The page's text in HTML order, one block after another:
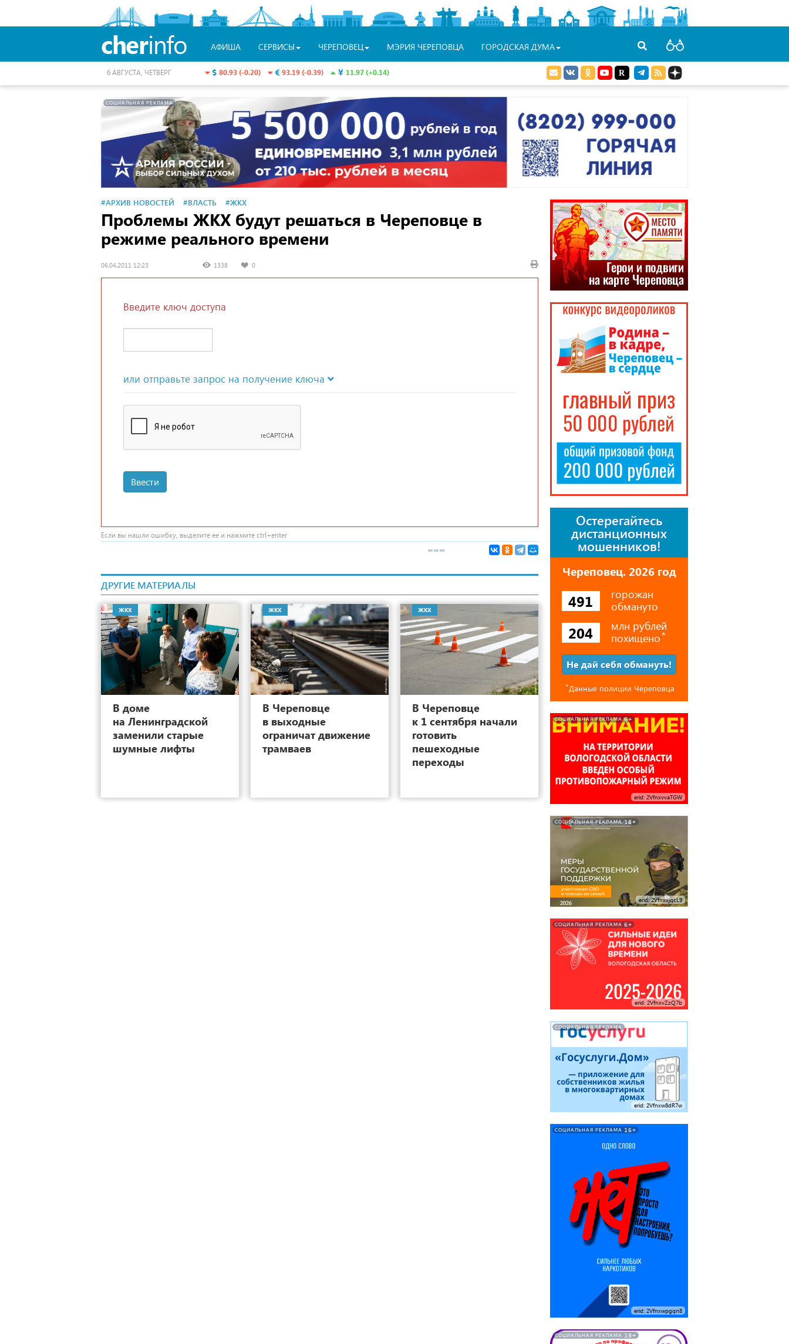
cherinfo АФИША СЕРВИСЫ ЧЕРЕПОВЕЦ МЭРИЯ ЧЕРЕПОВЦА ГОРОДСКАЯ ДУМА
80.93 (-0.20) 93.19 (-0.39) 11.97 (+0.14)
6 АВГУСТА, ЧЕТВЕРГ
СОЦИАЛЬНАЯ РЕКЛАМА
#АРХИВ НОВОСТЕЙ #ВЛАСТЬ #ЖКХ
Проблемы ЖКХ будут решаться в Череповце в
режиме реального времени
06.04.2011 12:23 1338 0
Введите ключ доступа
или отправьте запрос на получение ключа
Ввести
Если вы нашли ошибку, выделите ее и нажмите ctrl+enter
ДРУГИЕ МАТЕРИАЛЫ
ЖКХ
В доме
на Ленинградской
заменили старые
шумные лифты
ЖКХ
В Череповце
в выходные
ограничат движение
трамваев
ЖКХ
25
В Череповце
к 1 сентября начали
готовить
пешеходные
переходы
Остерегайтесь
дистанционных
мошенников!
Череповец. 2026 год
491
горожан
обмануто
204
млн рублей
похищено⃰
Не дай себя обмануть!
⃰Данные полиции Череповца
СОЦИАЛЬНАЯ РЕКЛАМА 6+
erid: 2VfnxvvaTGW
СОЦИАЛЬНАЯ РЕКЛАМА 18+
erid: 2VfnxxjqcL9
СОЦИАЛЬНАЯ РЕКЛАМА 6+
erid: 2VfnxvZzQ7b
СОЦИАЛЬНАЯ РЕКЛАМА
erid: 2Vfnxw8dR7w
СОЦИАЛЬНАЯ РЕКЛАМА 16+
erid: 2Vfnxwpgqn8
СОЦИАЛЬНАЯ РЕКЛАМА 18+